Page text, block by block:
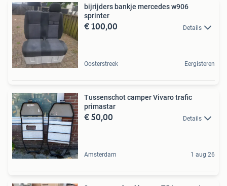
bijrijders bankje mercedes w906
sprinter
€ 100,00 Details
Oosterstreek Eergisteren
Tussenschot camper Vivaro trafic
primastar
€ 50,00 Details
Amsterdam 1 aug 26